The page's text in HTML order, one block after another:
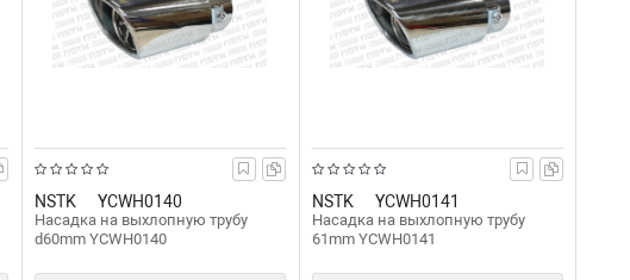
NSTK YCWH0140
Насадка на выхлопную трубу
d60mm YCWH0140
NSTK YCWH0141
Насадка на выхлопную трубу
61mm YCWH0141